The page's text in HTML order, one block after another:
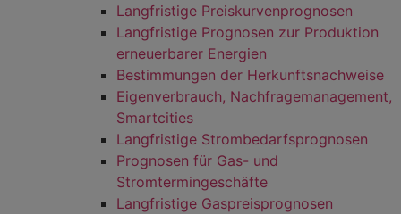
Langfristige Preiskurvenprognosen
Langfristige Prognosen zur Produktion
erneuerbarer Energien
Bestimmungen der Herkunftsnachweise
Eigenverbrauch, Nachfragemanagement,
Smartcities
Langfristige Strombedarfsprognosen
Prognosen für Gas- und
Stromtermingeschäfte
Langfristige Gaspreisprognosen